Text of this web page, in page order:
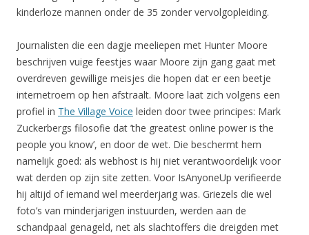
kinderloze mannen onder de 35 zonder vervolgopleiding.
Journalisten die een dagje meeliepen met Hunter Moore
beschrijven vuige feestjes waar Moore zijn gang gaat met
overdreven gewillige meisjes die hopen dat er een beetje
internetroem op hen afstraalt. Moore laat zich volgens een
profiel in The Village Voice leiden door twee principes: Mark
Zuckerbergs filosofie dat ’the greatest online power is the
people you know’, en door de wet. Die beschermt hem
namelijk goed: als webhost is hij niet verantwoordelijk voor
wat derden op zijn site zetten. Voor IsAnyoneUp verifieerde
hij altijd of iemand wel meerderjarig was. Griezels die wel
foto’s van minderjarigen instuurden, werden aan de
schandpaal genageld, net als slachtoffers die dreigden met